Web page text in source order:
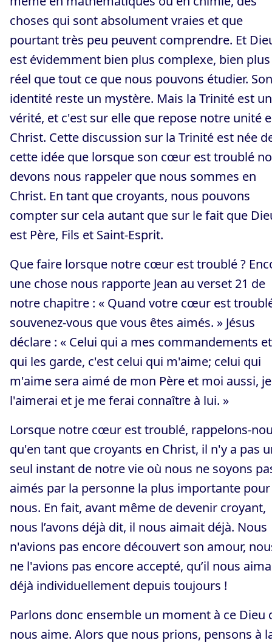
choses qui sont absolument vraies et que
pourtant très peu peuvent comprendre. Et
est évidemment bien plus complexe, bien plus
réel que tout ce que nous pouvons étudier. Son
identité reste un mystère. Mais la Trinité est
vérité, et c'est sur elle que repose notre unité
Christ. Cette discussion sur la Trinité est née
cette idée que lorsque son cœur est troublé
devons nous rappeler que nous sommes en
Christ. En tant que croyants, nous pouvons
compter sur cela autant que sur le fait que
est Père, Fils et Saint-Esprit.
Que faire lorsque notre cœur est troublé ?
une chose nous rapporte Jean au verset 21 de
notre chapitre : « Quand votre cœur est
souvenez-vous que vous êtes aimés. » Jésus
déclare : « Celui qui a mes commandements et
qui les garde, c'est celui qui m'aime; celui qui
m'aime sera aimé de mon Père et moi aussi, je
l'aimerai et je me ferai connaître à lui. »
Lorsque notre cœur est troublé, rappelons-
qu'en tant que croyants en Christ, il n'y a pas
seul instant de notre vie où nous ne soyons
aimés par la personne la plus importante pour
nous. En fait, avant même de devenir croyant,
nous l’avons déjà dit, il nous aimait déjà. Nous
n'avions pas encore découvert son amour,
ne l'avions pas encore accepté, qu’il nous
déjà individuellement depuis toujours !
Parlons donc ensemble un moment à ce Dieu
nous aime. Alors que nous prions, pensons à